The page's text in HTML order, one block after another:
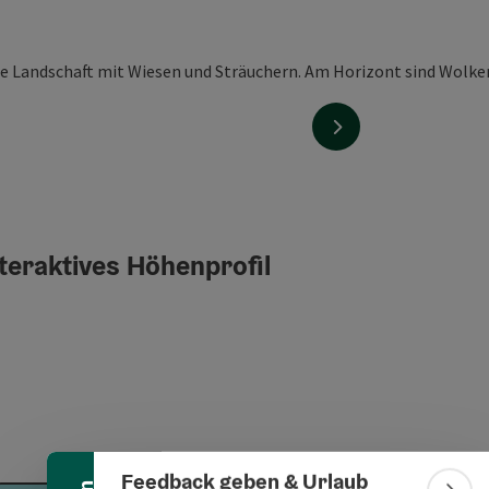
Feedback geben & Urlaub
nächstes Element
Höhenprofil